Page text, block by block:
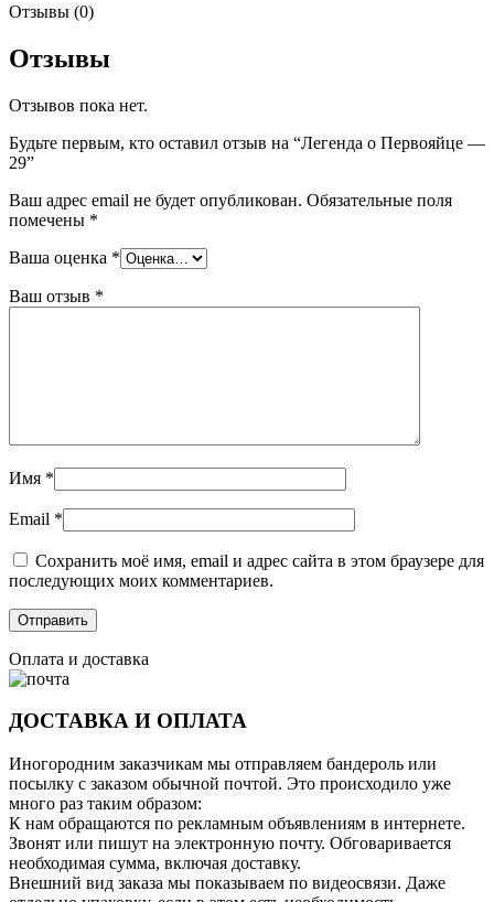
Отзывы (0)
Отзывы
Отзывов пока нет.
Будьте первым, кто оставил отзыв на “Легенда о Первояйце —
29”
Ваш адрес email не будет опубликован. Обязательные поля
помечены *
Ваша оценка *
Ваш отзыв *
Имя *
Email *
Сохранить моё имя, email и адрес сайта в этом браузере для
последующих моих комментариев.
Оплата и доставка
ДОСТАВКА И ОПЛАТА
Иногородним заказчикам мы отправляем бандероль или
посылку с заказом обычной почтой. Это происходило уже
много раз таким образом:
К нам обращаются по рекламным объявлениям в интернете.
Звонят или пишут на электронную почту. Обговаривается
необходимая сумма, включая доставку.
Внешний вид заказа мы показываем по видеосвязи. Даже